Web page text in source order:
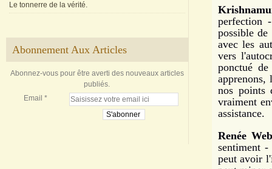
Le tonnerre de la vérité.
Abonnement Aux Articles
Abonnez-vous pour être averti des nouveaux articles
publiés.
Email
perfection
possible
avec les
vers
ponctué
apprenons,
nos points
vraiment
assistance.
Renée
sentiment
peut avoir